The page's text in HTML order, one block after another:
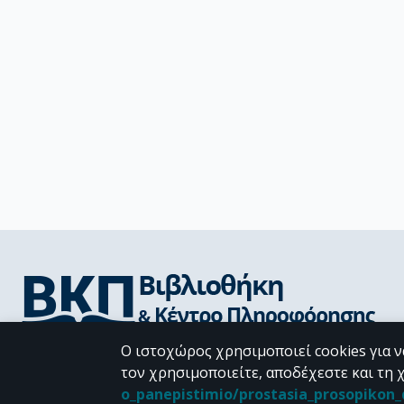
Διεύθυνση Βιβλιοθήκης & Κέντρου Πληροφόρησης
Βιβλιοθήκες Σχολών του ΕΚΠΑ
Υπολογιστικό Κέντρο Βιβλιοθηκών
Ο ιστοχώρος χρησιμοποιεί cookies για
τον χρησιμοποιείτε, αποδέχεστε και
o_panepistimio/